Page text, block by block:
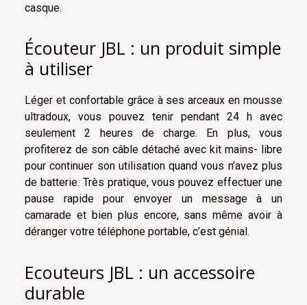
casque.
Écouteur JBL : un produit simple
à utiliser
Léger et confortable grâce à ses arceaux en mousse
ultradoux, vous pouvez tenir pendant 24 h avec
seulement 2 heures de charge. En plus, vous
profiterez de son câble détaché avec kit mains- libre
pour continuer son utilisation quand vous n’avez plus
de batterie. Très pratique, vous pouvez effectuer une
pause rapide pour envoyer un message à un
camarade et bien plus encore, sans même avoir à
déranger votre téléphone portable, c’est génial.
Ecouteurs JBL : un accessoire
durable